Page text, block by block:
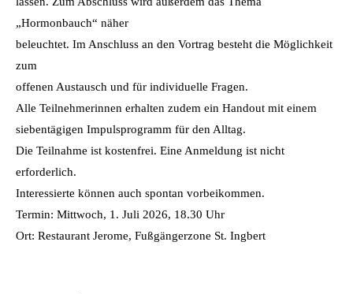
„Hormonbauch“ näher
beleuchtet. Im Anschluss an den Vortrag besteht die Möglichkeit
zum
offenen Austausch und für individuelle Fragen.
Alle Teilnehmerinnen erhalten zudem ein Handout mit einem
siebentägigen Impulsprogramm für den Alltag.
Die Teilnahme ist kostenfrei. Eine Anmeldung ist nicht
erforderlich.
Interessierte können auch spontan vorbeikommen.
Termin: Mittwoch, 1. Juli 2026, 18.30 Uhr
Ort: Restaurant Jerome, Fußgängerzone St. Ingbert